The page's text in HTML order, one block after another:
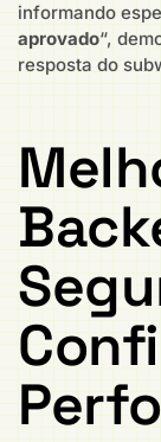
informando
aprovado“,
resposta do